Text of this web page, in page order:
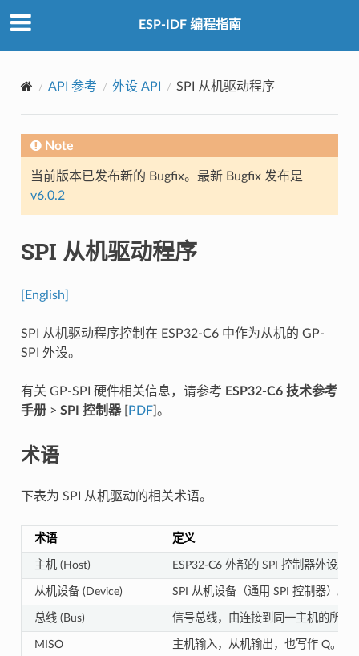
ESP-IDF 编程指南
API 参考 外设 API SPI 从机驱动程序
Note
当前版本已发布新的 Bugfix。最新 Bugfix 发布是
v6.0.2
SPI 从机驱动程序
[English]
SPI 从机驱动程序控制在 ESP32-C6 中作为从机的 GP-
SPI 外设。
有关 GP-SPI 硬件相关信息，请参考 ESP32-C6 技术参考
手册> SPI 控制器[ PDF]。
术语
下表为 SPI 从机驱动的相关术语。
术语 定义
主机 (Host) ESP32-C6 外部的 SPI 控制器外设。
从机设备 (Device) SPI 从机设备（通用 SPI 控制器）。
总线 (Bus) 信号总线，由连接到同一主机的所有
MISO 主机输入，从机输出，也写作 Q。数